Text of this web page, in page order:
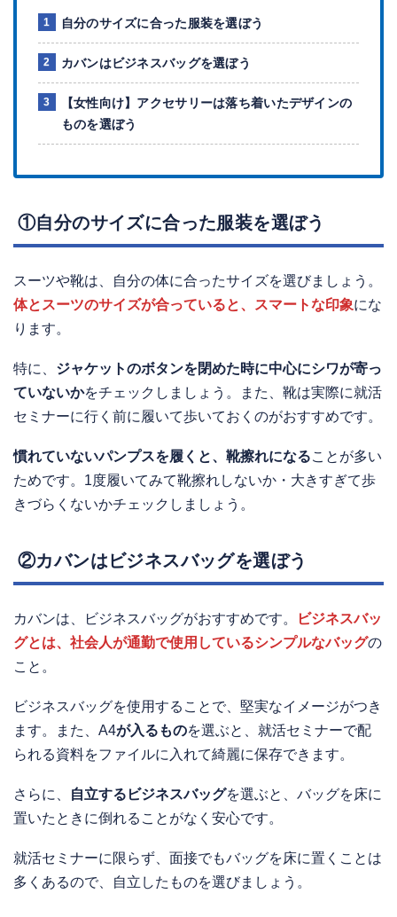
自分のサイズに合った服装を選ぼう
カバンはビジネスバッグを選ぼう
【女性向け】アクセサリーは落ち着いたデザインの
ものを選ぼう
①自分のサイズに合った服装を選ぼう
スーツや靴は、自分の体に合ったサイズを選びましょう。
体とスーツのサイズが合っていると、スマートな印象にな
ります。
特に、 ジャケットのボタンを閉めた時に中心にシワが寄っ
ていないかをチェックしましょう。また、靴は実際に就活
セミナーに行く前に履いて歩いておくのがおすすめです。
慣れていないパンプスを履くと、靴擦れになることが多い
ためです。1度履いてみて靴擦れしないか・大きすぎて歩
きづらくないかチェックしましょう。
②カバンはビジネスバッグを選ぼう
カバンは、ビジネスバッグがおすすめです。
ビジネスバッ
グとは、社会人が通勤で使用しているシンプルなバッグの
こと。
ビジネスバッグを使用することで、堅実なイメージがつき
ます。また、A4が入るものを選ぶと、就活セミナーで配
られる資料をファイルに入れて綺麗に保存できます。
さらに、 自立するビジネスバッグを選ぶと、バッグを床に
置いたときに倒れることがなく安心です。
就活セミナーに限らず、面接でもバッグを床に置くことは
多くあるので、自立したものを選びましょう。